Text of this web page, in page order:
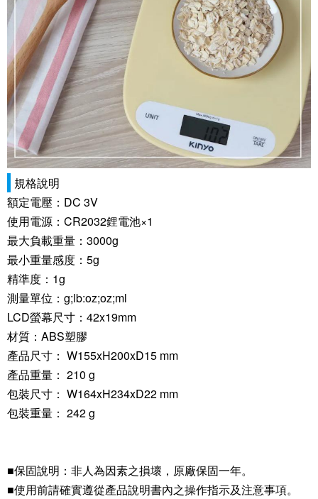
規格說明
額定電壓：DC 3V
使用電源：CR2032鋰電池×1
最大負載重量：3000g
最小重量感度：5g
精準度：1g
測量單位：g;lb:oz;oz;ml
LCD螢幕尺寸：42x19mm
材質：ABS塑膠
產品尺寸： W155xH200xD15 mm
產品重量： 210 g
包裝尺寸： W164xH234xD22 mm
包裝重量： 242 g
■保固說明：非人為因素之損壞，原廠保固一年。
■使用前請確實遵從產品說明書內之操作指示及注意事項。